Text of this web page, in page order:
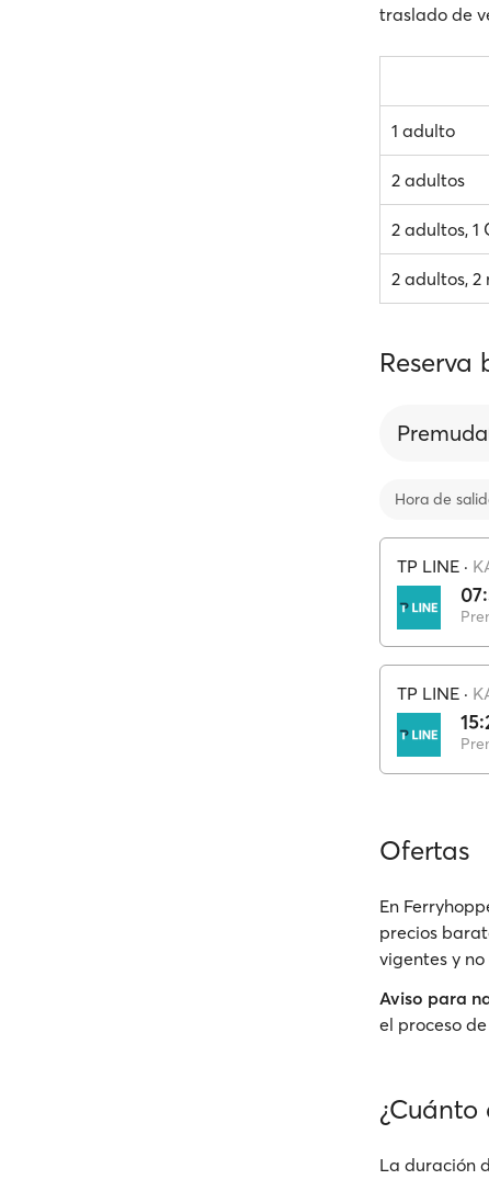
traslado de
1 adulto
2 adultos
2 adultos, 1
2 adultos, 2
Premuda
Hora de
TP LINE ·
TP LINE ·
Ofertas
En
precios
vigentes y
Aviso para
el proceso
La duración